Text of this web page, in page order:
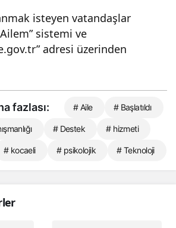
isteyen vatandaşlar
Ailem” sistemi ve
adresi üzerinden
fazlası: # Aile # Başlatıldı
# Destek # hizmeti
# kocaeli # psikolojik # Teknoloji